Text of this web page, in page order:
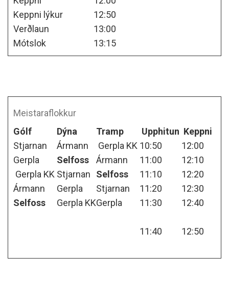
Keppni lýkur
12:50
Verðlaun
13:00
Mótslok
13:15
Meistaraflokkur
Gólf
Dýna Tramp Upphitun Keppni
Stjarnan
Ármann Gerpla KK 10:50
12:00
Gerpla
Selfoss Ármann 11:00
12:10
Gerpla KK Stjarnan Selfoss 11:10
12:20
Ármann
Gerpla Stjarnan 11:20
12:30
Selfoss
Gerpla KKGerpla 11:30 12:40
11:40 12:50